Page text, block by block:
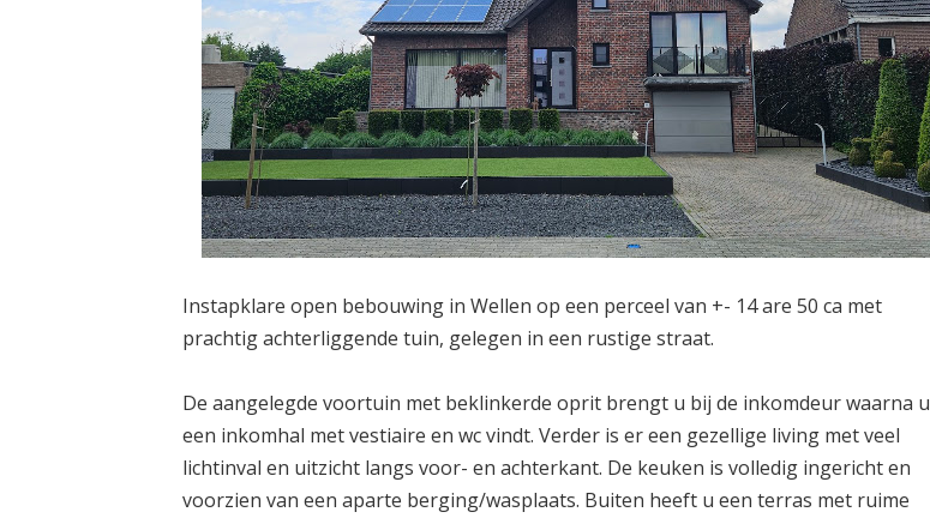
Instapklare open bebouwing in Wellen op een perceel van +- 14 are 50 ca met
prachtig achterliggende tuin, gelegen in een rustige straat.
De aangelegde voortuin met beklinkerde oprit brengt u bij de inkomdeur waarna u
een inkomhal met vestiaire en wc vindt. Verder is er een gezellige living met veel
lichtinval en uitzicht langs voor- en achterkant. De keuken is volledig ingericht en
voorzien van een aparte berging/wasplaats. Buiten heeft u een terras met ruime